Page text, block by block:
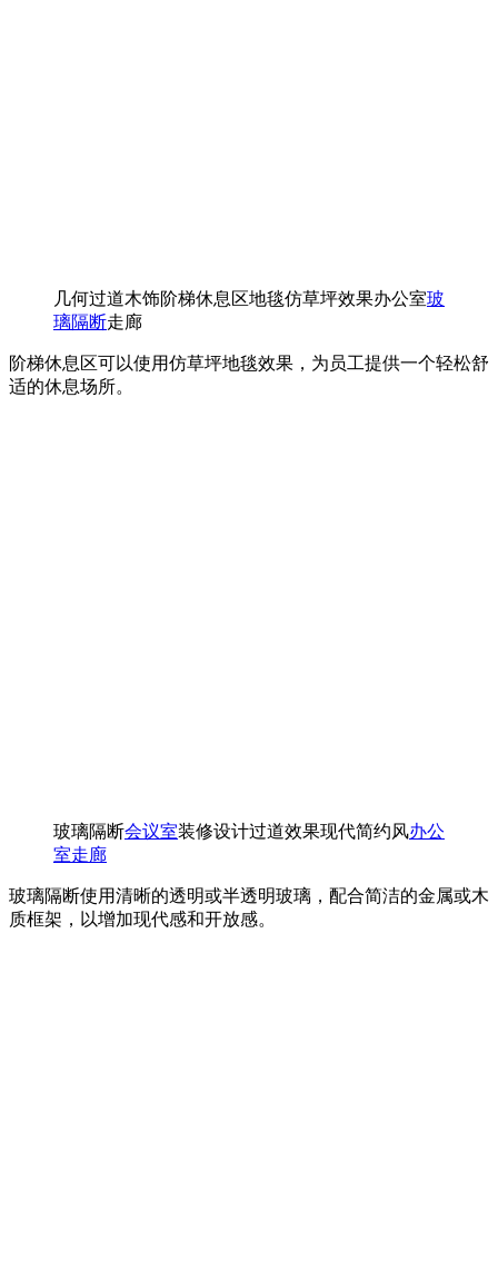
几何过道木饰阶梯休息区地毯仿草坪效果办公室玻
璃隔断走廊
阶梯休息区可以使用仿草坪地毯效果，为员工提供一个轻松舒
适的休息场所。
玻璃隔断会议室装修设计过道效果现代简约风办公
室走廊
玻璃隔断使用清晰的透明或半透明玻璃，配合简洁的金属或木
质框架，以增加现代感和开放感。